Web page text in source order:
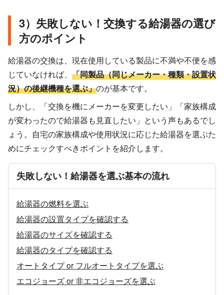
3）失敗しない！交換する給湯器の選び
方のポイント
給湯器の交換は、現在使用している製品に不満や不便を感
じていなければ、 「同製品（同じメーカー・種類・設置状
況）の後継機種を選ぶ」のが基本です。
しかし、「交換を機にメーカーを変更したい」「家族構成
が変わったので給湯器も見直したい」という声もあるでし
ょう。自宅の家族構成や使用状況に応じた給湯器を選ぶた
めにチェックすべきポイントを紹介します。
失敗しない！給湯器を選ぶ基本の流れ
給湯器の燃料を選ぶ
給湯器の設置タイプを確認する
給湯器のサイズを確認する
給湯器のタイプを確認する
オートタイプ or フルオートタイプを選ぶ
エコジョーズ or 非エコジョーズを選ぶ